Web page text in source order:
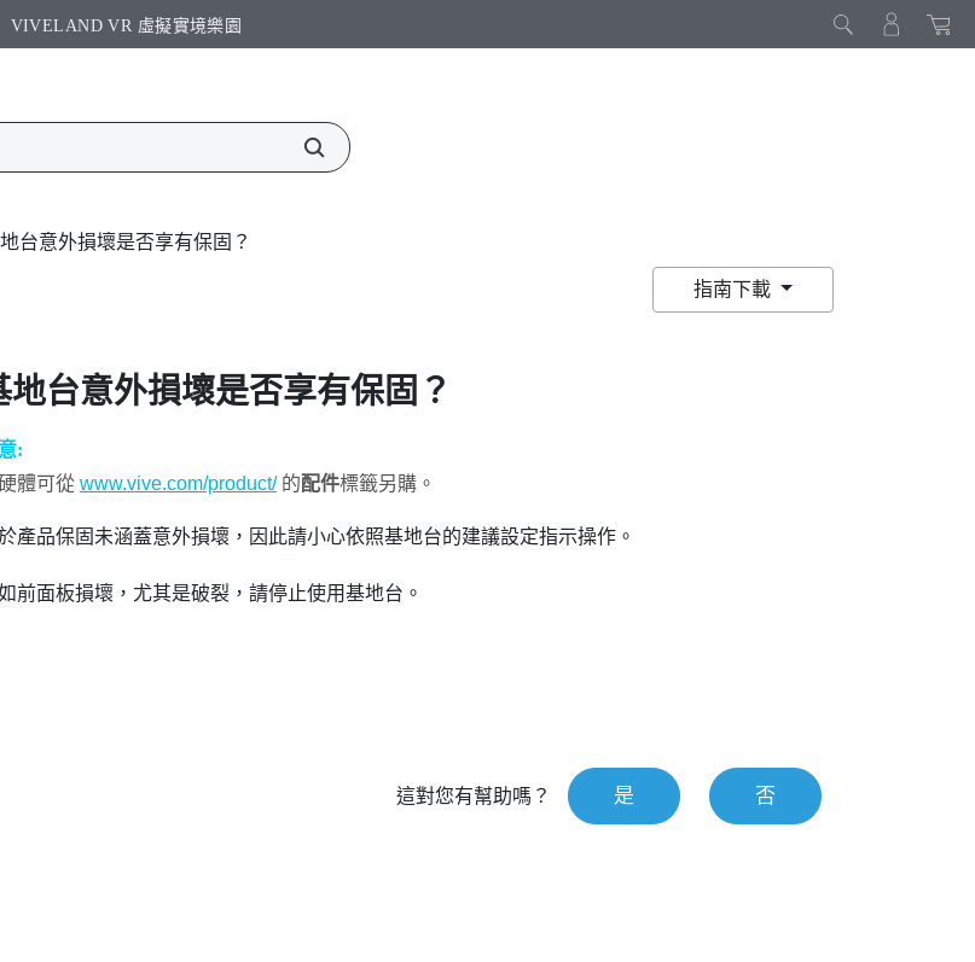
VIVELAND VR 虛擬實境樂園​
台意外損壞是否享有保固？
指南下載
地台意外損壞是否享有保固？
:
體可從 www.vive.com/product/的配件標籤另購。
產品保固未涵蓋意外損壞，因此請小心依照基地台的建議設定指示操作。
前面板損壞，尤其是破裂，請停止使用基地台。
這對您有幫助嗎？ 是 否